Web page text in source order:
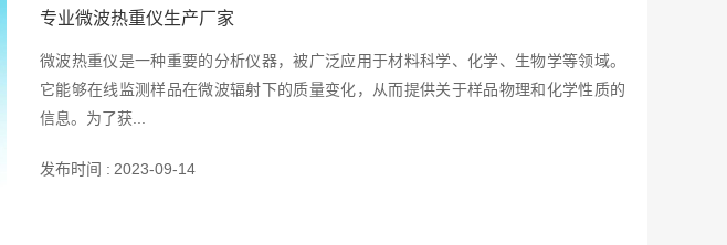
专业微波热重仪生产厂家
微波热重仪是一种重要的分析仪器，被广泛应用于材料科学、化学、生物学等领域。
它能够在线监测样品在微波辐射下的质量变化，从而提供关于样品物理和化学性质的
信息。为了获...
发布时间 : 2023-09-14